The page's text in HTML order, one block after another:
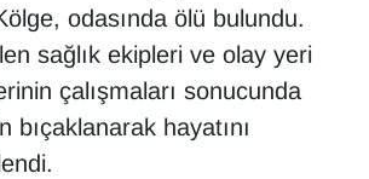
odasında ölü bulundu.
sağlık ekipleri ve olay yeri
çalışmaları sonucunda
bıçaklanarak hayatını